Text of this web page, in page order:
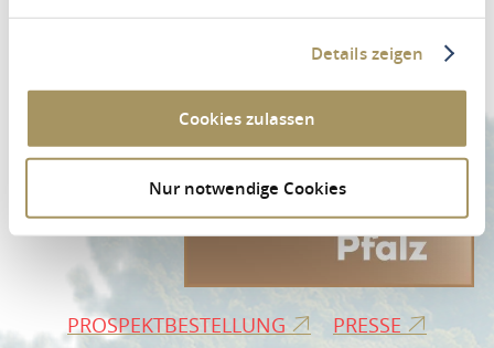
Details zeigen
Cookies zulassen
Nur notwendige Cookies
PROSPEKTBESTELLUNG PRESSE